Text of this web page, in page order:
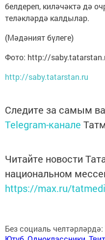
белдереп, киләчәктә дә
теләкләрдә калдылар.
(Мәдәният бүлеге)
Фото: http://
http://saby.tatarstan.ru
Следите за самым
Telegram-канале
Читайте новости
национальном
https://max.ru/
Без социаль челтәрләрдә: